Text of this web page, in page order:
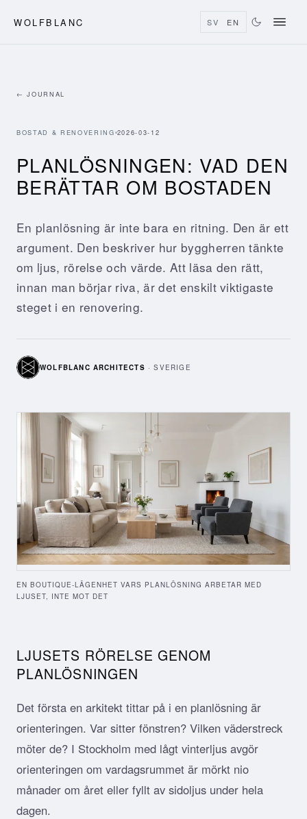
WOLFBLANC SV EN
← JOURNAL
BOSTAD & RENOVERING 2026-03-12
PLANLÖSNINGEN: VAD DEN
BERÄTTAR OM BOSTADEN
En planlösning är inte bara en ritning. Den är ett
argument. Den beskriver hur byggherren tänkte
om ljus, rörelse och värde. Att läsa den rätt,
innan man börjar riva, är det enskilt viktigaste
steget i en renovering.
WOLFBLANC ARCHITECTS ·SVERIGE
EN BOUTIQUE-LÄGENHET VARS PLANLÖSNING ARBETAR MED
LJUSET, INTE MOT DET
LJUSETS RÖRELSE GENOM
PLANLÖSNINGEN
Det första en arkitekt tittar på i en planlösning är
orienteringen. Var sitter fönstren? Vilken väderstreck
möter de? I Stockholm med lågt vinterljus avgör
orienteringen om vardagsrummet är mörkt nio
månader om året eller fyllt av sidoljus under hela
dagen.